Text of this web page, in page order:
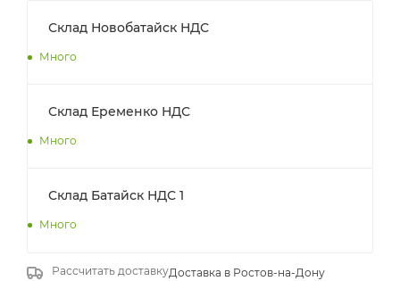
Склад Новобатайск НДС
Много
Склад Еременко НДС
Много
Склад Батайск НДС 1
Много
Доставка в Ростов-на-Дону